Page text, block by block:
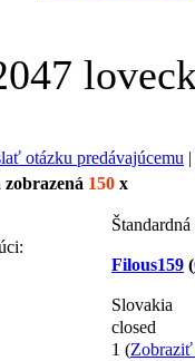
otázku predávajúcemu |
150 x
Filous159 (
Slovakia
closed
1 (